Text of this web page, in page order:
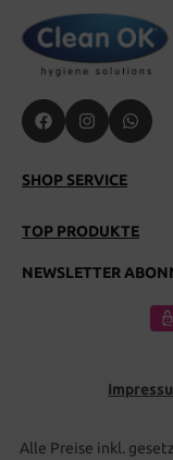
SHOP SERVICE
TOP PRODUKTE
NEWSLETTER
Alle Preise inkl.